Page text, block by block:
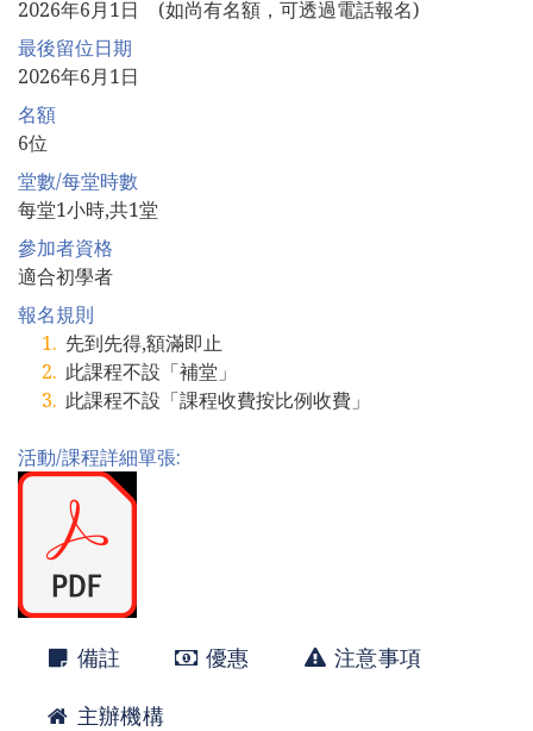
2026年6月1日 (如尚有名額，可透過電話報名)
最後留位日期
2026年6月1日
名額
6位
堂數/每堂時數
每堂1小時,共1堂
參加者資格
適合初學者
報名規則
先到先得,額滿即止
此課程不設「補堂」
此課程不設「課程收費按比例收費」
活動/課程詳細單張:
備註 優惠 注意事項
主辦機構